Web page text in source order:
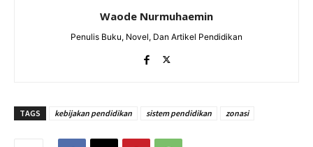
Waode Nurmuhaemin
Penulis Buku, Novel, Dan Artikel Pendidikan
TAGS kebijakan pendidikan sistem pendidikan zonasi